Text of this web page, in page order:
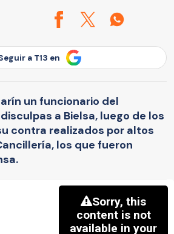
a T13 en
un funcionario del
a Bielsa, luego de los
contra realizados por altos
los que fueron